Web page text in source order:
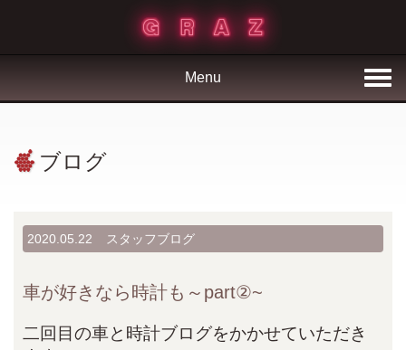
Menu
ブログ
2020.05.22 スタッフブログ
車が好きなら時計も～part②~
二回目の車と時計ブログをかかせていただき